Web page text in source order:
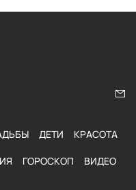
ДЕТИ КРАСОТА
ГОРОСКОП ВИДЕО